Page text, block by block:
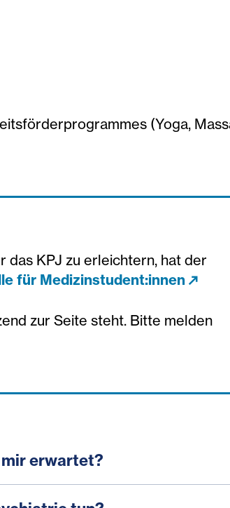
(Yoga,
das KPJ zu erleichtern, hat der
für Medizinstudent:innen
zur Seite steht. Bitte melden
erwartet?